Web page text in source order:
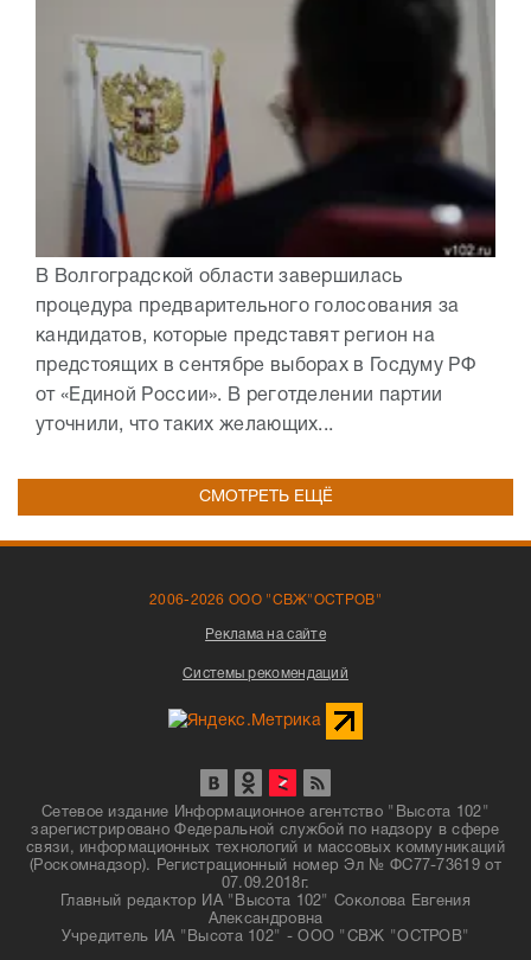
В Волгоградской области завершилась
процедура предварительного голосования за
кандидатов, которые представят регион на
предстоящих в сентябре выборах в Госдуму РФ
от «Единой России». В реготделении партии
уточнили, что таких желающих...
СМОТРЕТЬ ЕЩЁ
2006-2026 ООО "СВЖ"ОСТРОВ"
Реклама на сайте
Системы рекомендаций
Сетевое издание Информационное агентство "Высота 102"
зарегистрировано Федеральной службой по надзору в сфере
связи, информационных технологий и массовых коммуникаций
(Роскомнадзор). Регистрационный номер Эл № ФС77-73619 от
07.09.2018г.
Главный редактор ИА "Высота 102" Соколова Евгения
Александровна
Учредитель ИА "Высота 102" - ООО "СВЖ "ОСТРОВ"